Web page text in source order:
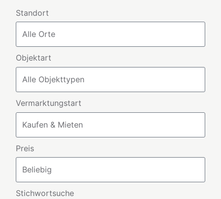
Standort
Objektart
Vermarktungstart
Preis
Stichwortsuche